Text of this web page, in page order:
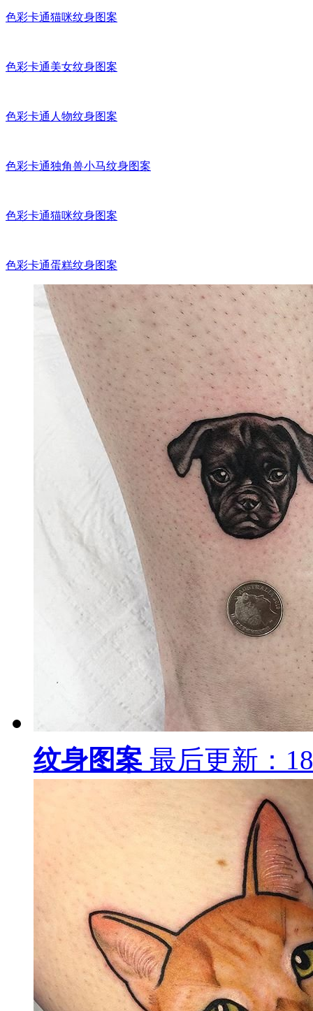
色彩卡通猫女郎纹身图案
色彩卡通美女猫咪纹身图案
色彩卡通兔子纹身图案
色彩卡通火焰纹身图案
卡通色彩龙杯子纹身图案
卡通比卡丘纹身图案
色彩卡通海螺纹身图案
色彩卡通老鼠纹身图案
色彩卡通猫咪纹身图案
色彩卡通猫咪纹身图案
色彩卡通人物纹身图案
色彩卡通独角兽小马纹身图案
色彩卡通猫咪纹身图案